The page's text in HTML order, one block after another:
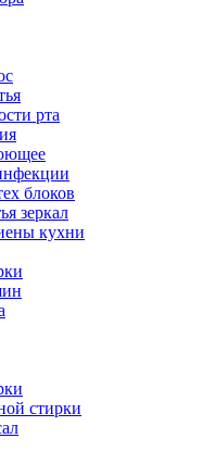
рта
блоков
зеркал
кухни
стирки